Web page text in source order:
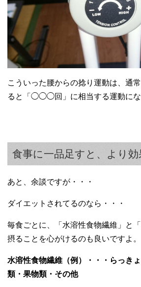
こういった腰からの捻り運動は、通
ると「◯◯◯回」に相当する運動に
食事に一品足すと、より効
あと、余談ですが・・・
ダイエットされてるのなら・・・
毎食ごとに、「水溶性食物繊維」と
摂ることを心がけるのも良いですよ。
水溶性食物繊維（例）・・・らっき
類・果物類・その他